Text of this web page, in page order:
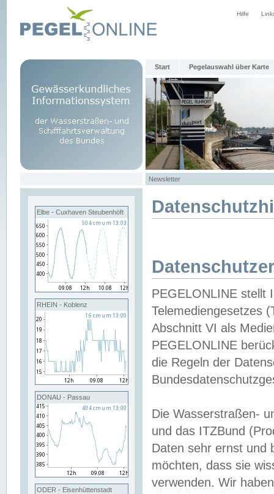
Hilfe
Start Pegelauswahl über Karte
Newsletter
Elbe - Cuxhaven Steubenhöft
RHEIN - Koblenz
DONAU - Passau
ODER - Eisenhüttenstadt
PEGELONLINE stellt
Telemediengesetzes
Abschnitt VI als
PEGELONLINE
die Regeln der
Die Wasserstraßen-
und das ITZBund
Daten sehr ernst und
möchten, dass sie
verwenden. Wir